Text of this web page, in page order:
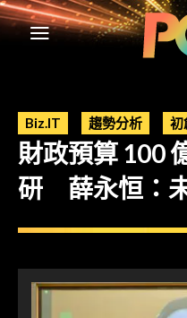
Biz.IT 趨勢分析 初
財政預算 100
研 薛永恒：